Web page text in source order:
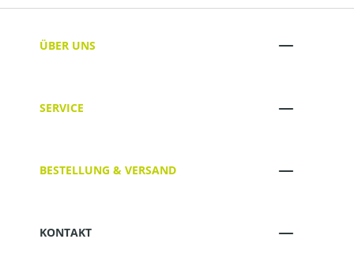
ÜBER UNS
SERVICE
BESTELLUNG & VERSAND
KONTAKT